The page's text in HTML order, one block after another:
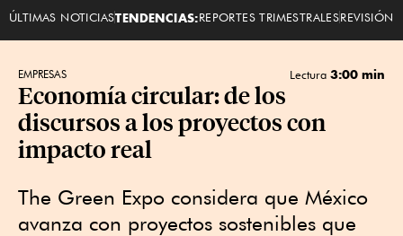
ÚLTIMAS NOTICIASTENDENCIAS:REPORTES TRIMESTRALESREVISIÓN
EMPRESAS Lectura 3:00 min
Economía circular: de los
discursos a los proyectos con
impacto real
The Green Expo considera que México
avanza con proyectos sostenibles que